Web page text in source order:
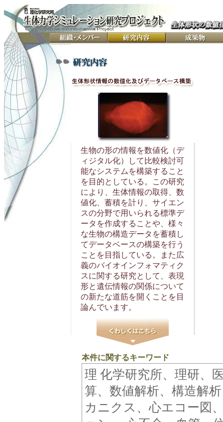
生物の形の情報を数値化（デ
ィジタル化）して比較検討可
能なシステムを構築すること
を目的としている。この研究
により、生体情報の取得、数
値化、蓄積を計り、サイエン
スの分野で用いられる標準デ
ータを作成することや、様々
な生物の構造データを蓄積し
てデータベースの構築を行う
ことを目指している。また広
義のバイオインフォマティク
スに関する研究として、表現
形と遺伝情報の関係について
の新たな道筋を開くことを目
論んでいます。
本件に関するキーワード
理 化学研究所、理研、
算、数値解析、構造解
カニクス、心エコー図